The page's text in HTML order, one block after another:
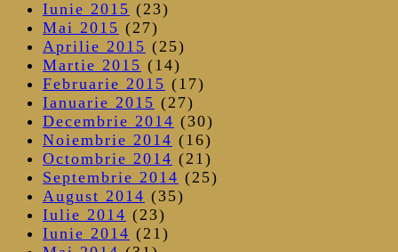
Iunie 2015 (23)
Mai 2015 (27)
Aprilie 2015 (25)
Martie 2015 (14)
Februarie 2015 (17)
Ianuarie 2015 (27)
Decembrie 2014 (30)
Noiembrie 2014 (16)
Octombrie 2014 (21)
Septembrie 2014 (25)
August 2014 (35)
Iulie 2014 (23)
Iunie 2014 (21)